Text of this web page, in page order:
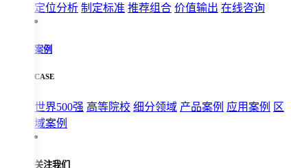
定位分析 制定标准 推荐组合 价值输出 在线咨询
案例
CASE
世界500强 高等院校 细分领域 产品案例 应用案例
区
域案例
关注我们